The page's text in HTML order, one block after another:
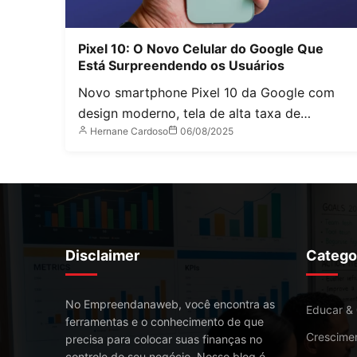
Pixel 10: O Novo Celular do Google Que
Está Surpreendendo os Usuários
Novo smartphone Pixel 10 da Google com
design moderno, tela de alta taxa de…
Hernane Cardoso 06/08/2025
Disclaimer
No Empreendanaweb, você encontra as
ferramentas e o conhecimento de que
precisa para colocar suas finanças no
Educar &